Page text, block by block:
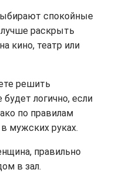
спокойные
раскрыть
кино, театр или
решить
логично, если
по правилам
мужских руках.
правильно
в зал.